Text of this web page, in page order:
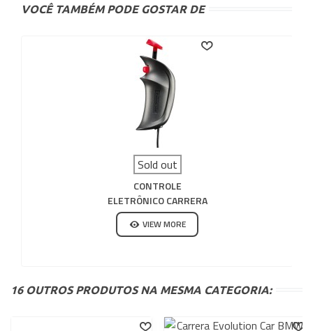
VOCÊ TAMBÉM PODE GOSTAR DE
Sold out
CONTROLE
ELETRÔNICO CARRERA
GO
VIEW MORE
16 OUTROS PRODUTOS NA MESMA CATEGORIA: